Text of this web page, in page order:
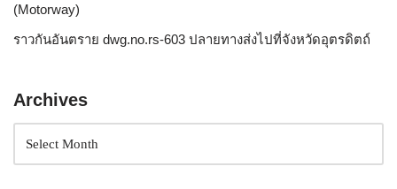
(Motorway)
ราวกันอันตราย dwg.no.rs-603 ปลายทางส่งไปที่จังหวัดอุตรดิตถ์
Archives